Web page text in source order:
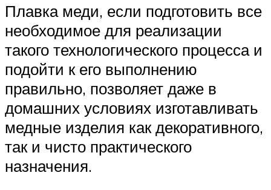
Плавка меди, если подготовить все
необходимое для реализации
такого технологического процесса и
подойти к его выполнению
правильно, позволяет даже в
домашних условиях изготавливать
медные изделия как декоративного,
так и чисто практического
назначения.